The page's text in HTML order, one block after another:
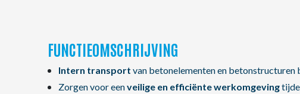
FUNCTIEOMSCHRIJVING
Intern transport van betonelementen en betonstructuren
Zorgen voor eenveilige en efficiënte werkomgeving